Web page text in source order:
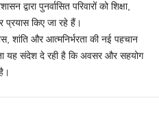
द्वारा पुनर्वासित परिवारों को शिक्षा,
प्रयास किए जा रहे हैं।
शांति और आत्मनिर्भरता की नई पहचान
यह संदेश दे रही है कि अवसर और सहयोग